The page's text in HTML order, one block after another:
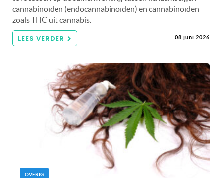
cannabinoïden (endocannabinoïden) en cannabinoïden
zoals THC uit cannabis.
LEES VERDER 08 juni 2026
OVERIG